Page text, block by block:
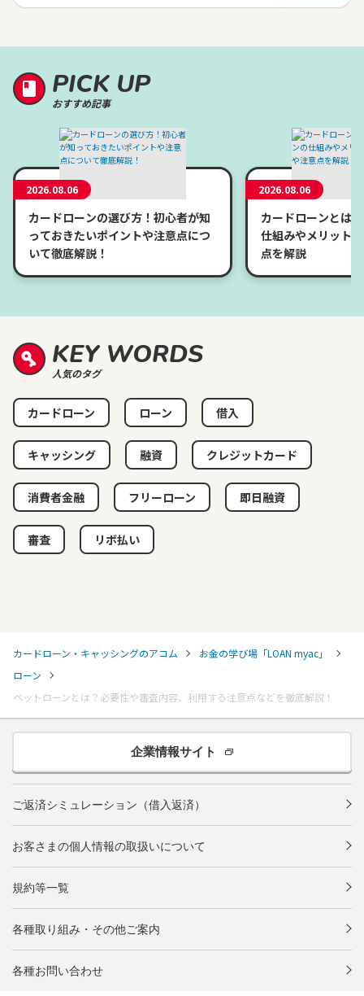
PICK UP
おすすめ記事
2026.08.06
カードローンの選び方！初心者が知
っておきたいポイントや注意点につ
いて徹底解説！
2026.08.06
カードローンとは
仕組みやメリット
点を解説
KEY WORDS
人気のタグ
カードローン ローン 借入
キャッシング 融資 クレジットカード
消費者金融 フリーローン 即日融資
審査 リボ払い
カードローン・キャッシングのアコム
お金の学び場「LOAN myac」
ローン
ペットローンとは？必要性や審査内容、利用する注意点などを徹底解説！
企業情報サイト
ご返済シミュレーション（借入返済）
お客さまの個人情報の取扱いについて
規約等一覧
各種取り組み・その他ご案内
各種お問い合わせ